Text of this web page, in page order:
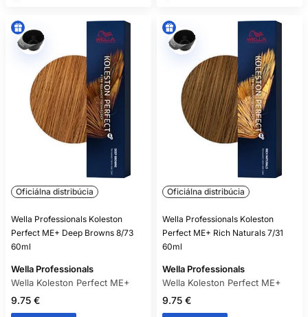
Oficiálna distribúcia
Wella Professionals Koleston
Perfect ME+ Deep Browns 8/73
60ml
Wella Professionals
Wella Koleston Perfect ME+
9.75 €
Oficiálna distribúcia
Wella Professionals Koleston
Perfect ME+ Rich Naturals 7/31
60ml
Wella Professionals
Wella Koleston Perfect ME+
9.75 €